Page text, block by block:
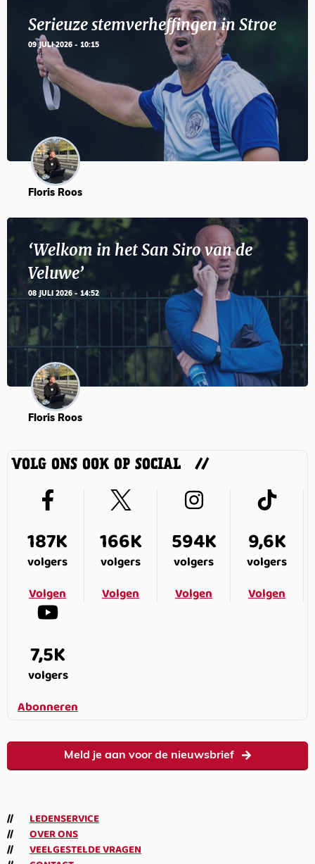
Serieuze stemverheffingen in Stroe
09 JULI 2026 - 10:15
Floris Roos
‘Welkom in het San Siro van de
Veluwe’
08 JULI 2026 - 14:52
Floris Roos
VOLG ONS OOK OP SOCIAL
187K
volgers
Volgen
166K
volgers
Volgen
594K
volgers
Volgen
9,6K
volgers
Volgen
7,5K
volgers
Abonneren
Meld je aan voor de nieuwsbrief
LEDENSERVICE
OVER ONS
VEELGESTELDE VRAGEN